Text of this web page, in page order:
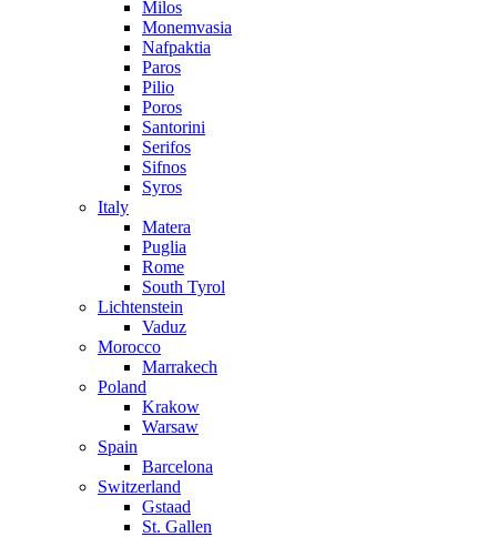
Milos
Monemvasia
Nafpaktia
Paros
Pilio
Poros
Santorini
Serifos
Sifnos
Syros
Italy
Matera
Puglia
Rome
South Tyrol
Lichtenstein
Vaduz
Morocco
Marrakech
Poland
Krakow
Warsaw
Spain
Barcelona
Switzerland
Gstaad
St. Gallen